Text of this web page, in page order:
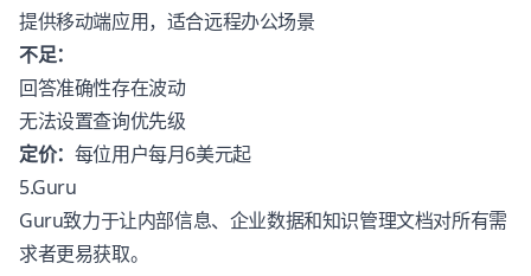
提供移动端应用，适合远程办公场景
不足：
回答准确性存在波动
无法设置查询优先级
定价： 每位用户每月6美元起
5.Guru
Guru致力于让内部信息、企业数据和知识管理文档对所有需
求者更易获取。